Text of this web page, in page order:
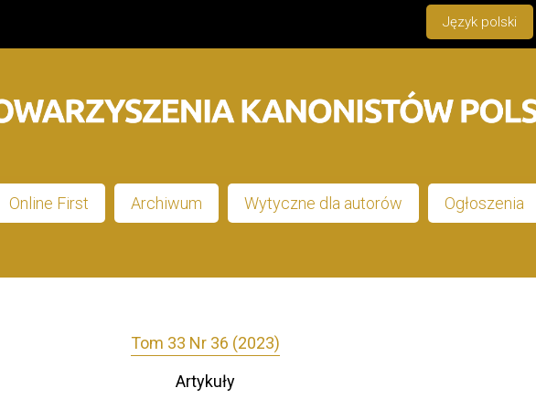
Język polski
Online First Archiwum Wytyczne dla autorów Ogłoszenia
Tom 33 Nr 36 (2023)
Artykuły